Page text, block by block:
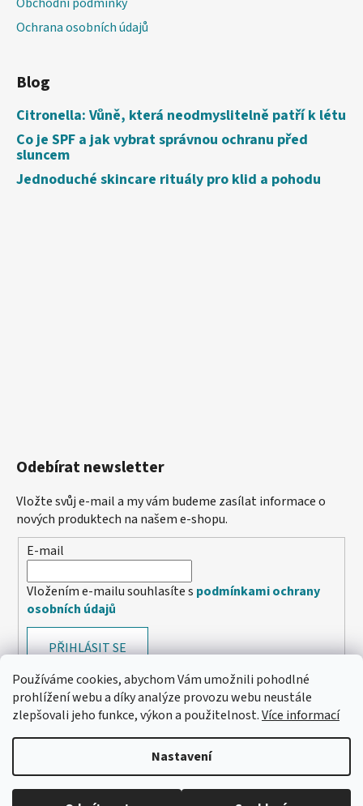
Používáme cookies, abychom Vám umožnili pohodlné
prohlížení webu a díky analýze provozu webu neustále
zlepšovali jeho funkce, výkon a použitelnost.Více informací
Nastavení
Ochrana osobních údajů
Blog
Citronella: Vůně, která neodmyslitelně patří k létu
Co je SPF a jak vybrat správnou ochranu před
sluncem
Jednoduché skincare rituály pro klid a pohodu
Odebírat newsletter
Vložte svůj e-mail a my vám budeme zasílat informace o
nových produktech na našem e-shopu.
E-mail
Vložením e-mailu souhlasíte s podmínkami ochrany
osobních údajů
PŘIHLÁSIT SE